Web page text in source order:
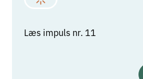
Læs impuls nr. 11